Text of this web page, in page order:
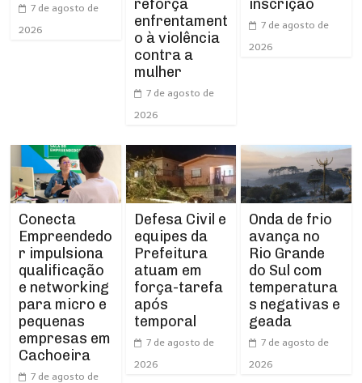
7 de agosto de
2026
reforça
enfrentament
o à violência
contra a
mulher
7 de agosto de
2026
inscrição
7 de agosto de
2026
Conecta
Empreendedo
r impulsiona
qualificação
e networking
para micro e
pequenas
empresas em
Cachoeira
7 de agosto de
Defesa Civil e
equipes da
Prefeitura
atuam em
força-tarefa
após
temporal
7 de agosto de
2026
Onda de frio
avança no
Rio Grande
do Sul com
temperatura
s negativas e
geada
7 de agosto de
2026